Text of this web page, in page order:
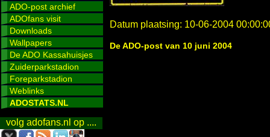
ADO-post archief
ADOfans visit
Downloads
Wallpapers
De ADO Kassahuisjes
Zuiderparkstadion
Foreparkstadion
Weblinks
ADOSTATS.NL
volg adofans.nl op ....
Datum plaatsing: 10-06-2004
De ADO-post van 10 juni 2004